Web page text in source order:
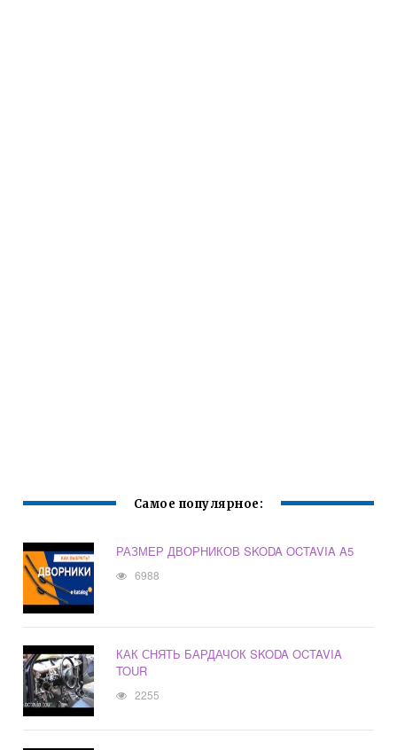
Самое популярное:
РАЗМЕР ДВОРНИКОВ SKODA OCTAVIA A5
6988
КАК СНЯТЬ БАРДАЧОК SKODA OCTAVIA
TOUR
2255